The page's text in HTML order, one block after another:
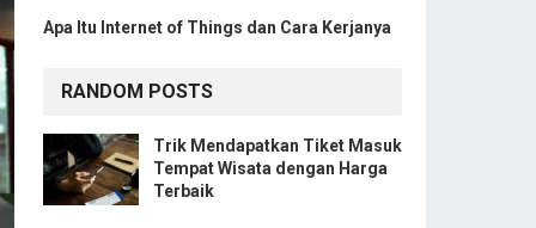
Apa Itu Internet of Things dan Cara Kerjanya
RANDOM POSTS
Trik Mendapatkan Tiket Masuk
Tempat Wisata dengan Harga
Terbaik